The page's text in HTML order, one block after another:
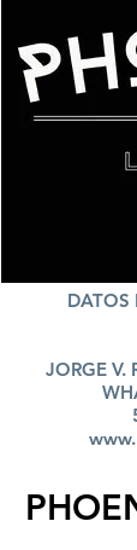
DATOS
JORGE V.